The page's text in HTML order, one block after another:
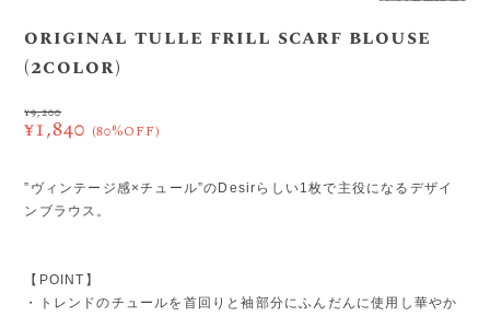
original tulle frill scarf blouse
(2color)
¥9,200
¥1,840 (80%OFF)
”ヴィンテージ感×チュール”のDesirらしい1枚で主役になるデザイ
ンブラウス。
【POINT】
・トレンドのチュールを首回りと袖部分にふんだんに使用し華やか